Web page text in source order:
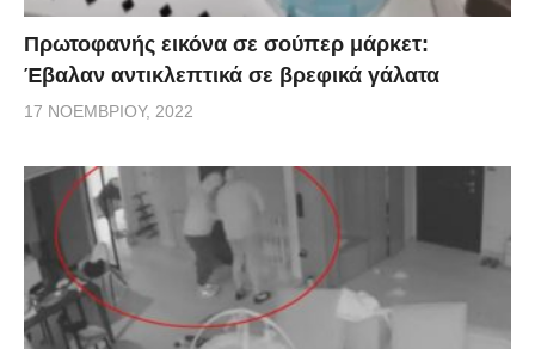
Πρωτοφανής εικόνα σε σούπερ μάρκετ:
Έβαλαν αντικλεπτικά σε βρεφικά γάλατα
17 ΝΟΕΜΒΡΊΟΥ, 2022